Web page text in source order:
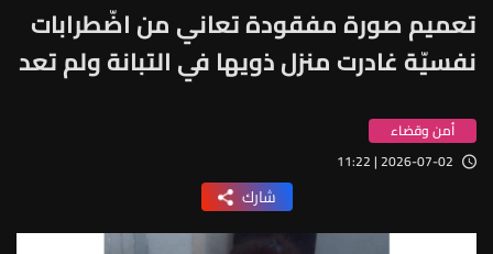
تعميم صورة مفقودة تعاني من اضّطرابات
نفسيّة غادرت منزل ذويها في التبانة ولم تعد
أمن وقضاء
2026-07-02 | 11:22
شارك